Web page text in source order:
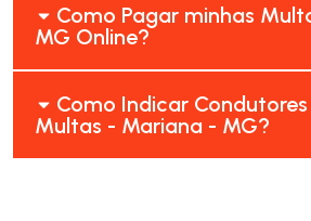
Como Pagar minhas
MG Online?
Como Indicar
Multas - Mariana - MG?